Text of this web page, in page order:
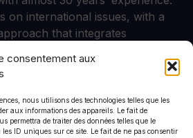
consentement aux
nous utilisons des technologies telles que les
aux informations des appareils. Le fait de
permettra de traiter des données telles que le
ID uniques sur ce site. Le fait de ne pas consentir
on international issues, with a
that integrates